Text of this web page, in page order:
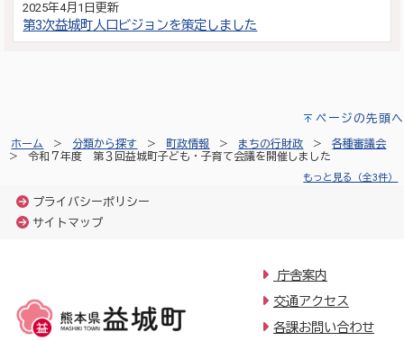
2025年4月1日更新
第3次益城町人口ビジョンを策定しました
ページの先頭へ
ホーム 分類から探す 町政情報 まちの行財政
各種審議会
令和７年度 第３回益城町子ども・子育て会議を開催しました
もっと見る（全3件）
プライバシーポリシー
サイトマップ
庁舎案内
交通アクセス
各課お問い合わせ